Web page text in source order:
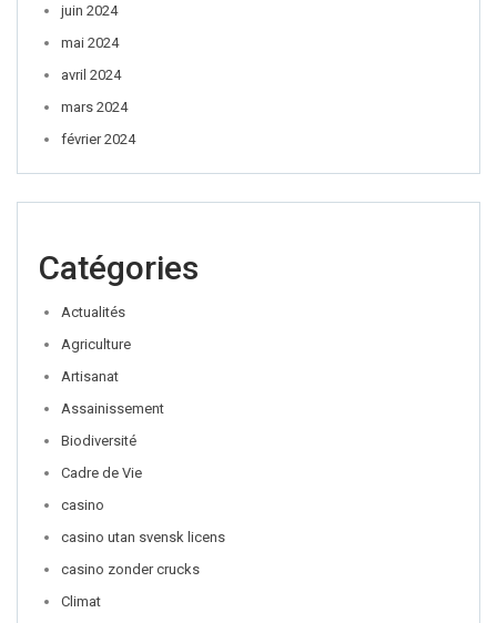
juin 2024
mai 2024
avril 2024
mars 2024
février 2024
Catégories
Actualités
Agriculture
Artisanat
Assainissement
Biodiversité
Cadre de Vie
casino
casino utan svensk licens
casino zonder crucks
Climat